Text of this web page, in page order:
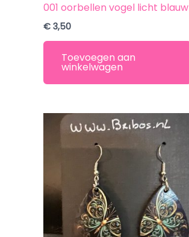
001 oorbellen vogel licht blauw
€ 3,50
Toevoegen aan
winkelwagen